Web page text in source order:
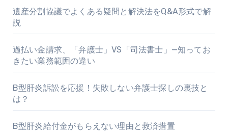
遺産分割協議でよくある疑問と解決法をQ&A形式で解
説
過払い金請求、「弁護士」VS「司法書士」—知ってお
きたい業務範囲の違い
B型肝炎訴訟を応援！失敗しない弁護士探しの裏技と
は？
B型肝炎給付金がもらえない理由と救済措置